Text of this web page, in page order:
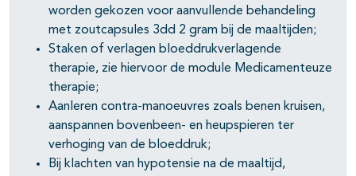
worden gekozen voor aanvullende behandeling
met zoutcapsules 3dd 2 gram bij de maaltijden;
Staken of verlagen bloeddrukverlagende
therapie, zie hiervoor de module Medicamenteuze
therapie;
Aanleren contra-manoeuvres zoals benen kruisen,
aanspannen bovenbeen- en heupspieren ter
verhoging van de bloeddruk;
Bij klachten van hypotensie na de maaltijd,